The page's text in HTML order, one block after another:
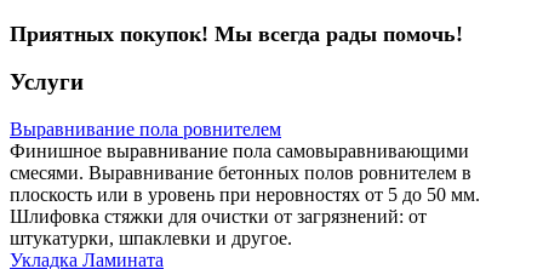
Приятных покупок! Мы всегда рады помочь!
Услуги
Выравнивание пола ровнителем
Финишное выравнивание пола самовыравнивающими
смесями. Выравнивание бетонных полов ровнителем в
плоскость или в уровень при неровностях от 5 до 50 мм.
Шлифовка стяжки для очистки от загрязнений: от
штукатурки, шпаклевки и другое.
Укладка Ламината